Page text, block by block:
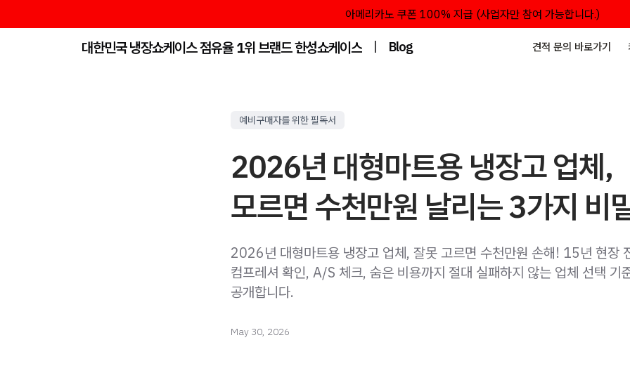
아메리카노 쿠폰 100% 지급 (사업자만 참여 가능합니다.)
대한민국 냉장쇼케이스 점유율 1위 브랜드 한성쇼케이스 | Blog 견적 문의 바로가기
예비구매자를 위한 필독서
2026년 대형마트용 냉장고 업체,
모르면 수천만원 날리는 3가지 비
2026년 대형마트용 냉장고 업체, 잘못 고르면 수천만원 손해! 15년 현장
컴프레셔 확인, A/S 체크, 숨은 비용까지 절대 실패하지 않는 업체 선택 기
공개합니다.
May 30, 2026